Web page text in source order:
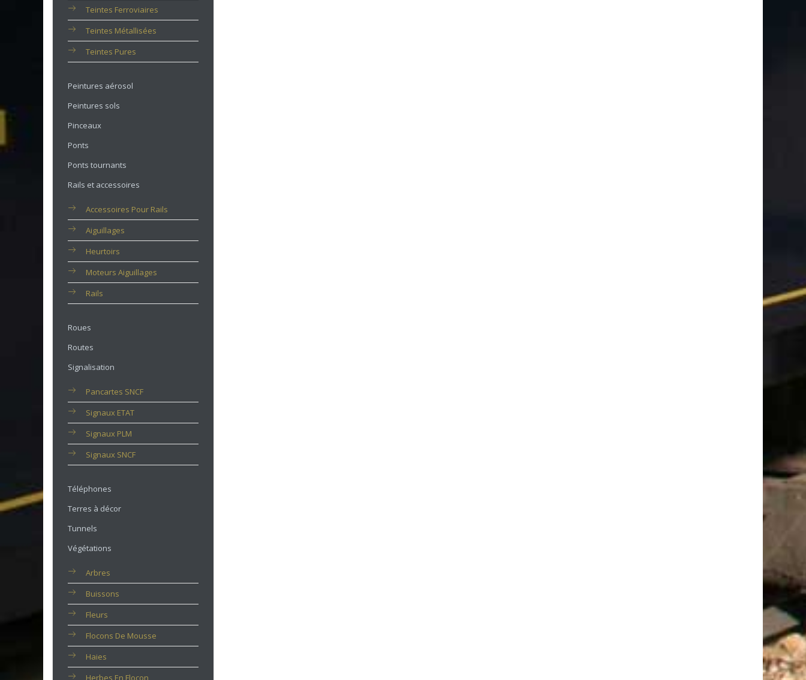
Teintes Ferroviaires
Teintes Métallisées
Teintes Pures
Peintures aérosol
Peintures sols
Pinceaux
Ponts
Ponts tournants
Rails et accessoires
Accessoires Pour Rails
Aiguillages
Heurtoirs
Moteurs Aiguillages
Rails
Roues
Routes
Signalisation
Pancartes SNCF
Signaux ETAT
Signaux PLM
Signaux SNCF
Téléphones
Terres à décor
Tunnels
Végétations
Arbres
Buissons
Fleurs
Flocons De Mousse
Haies
Herbes En Flocon